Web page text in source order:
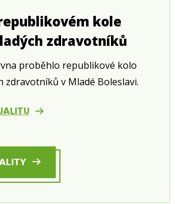
kole
zdravotníků
proběhlo republikové kolo
zdravotníků v Mladé Boleslavi.